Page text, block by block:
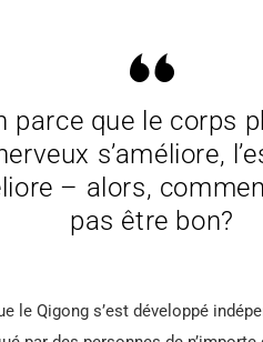
parce que le corps
s’améliore,
– alors,
pas être bon?
le Qigong s’est développé